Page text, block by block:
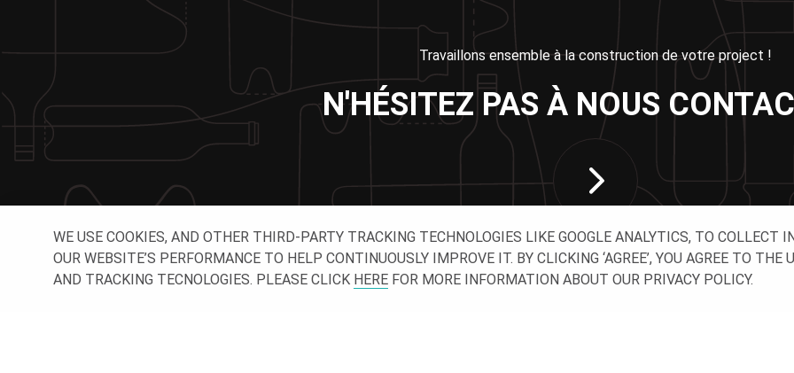
Travaillons ensemble à la construction de votre project !
N'HÉSITEZ PAS À NOUS
WE USE COOKIES, AND OTHER THIRD-PARTY TRACKING TECHNOLOGIES LIKE GOOGLE ANALYTICS, TO COLLECT
OUR WEBSITE’S PERFORMANCE TO HELP CONTINUOUSLY IMPROVE IT. BY CLICKING ‘AGREE’, YOU AGREE TO THE
AND TRACKING TECNOLOGIES. PLEASE CLICK HERE FOR MORE INFORMATION ABOUT OUR PRIVACY POLICY.